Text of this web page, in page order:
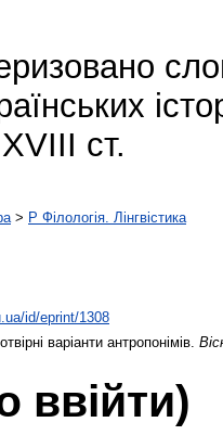
ст.
> P Філологія. Лінгвістика
id/eprint/1308
варіанти антропонімів.
ввійти)